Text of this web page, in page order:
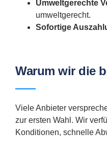
Umweltgerechte
umweltgerecht.
Sofortige
Warum wir die
Viele Anbieter
zur ersten Wahl. Wir
Konditionen, schnelle